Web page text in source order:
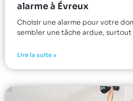
alarme à Évreux
Choisir une alarme pour votre
sembler une tâche ardue, surtout
Lire la suite »